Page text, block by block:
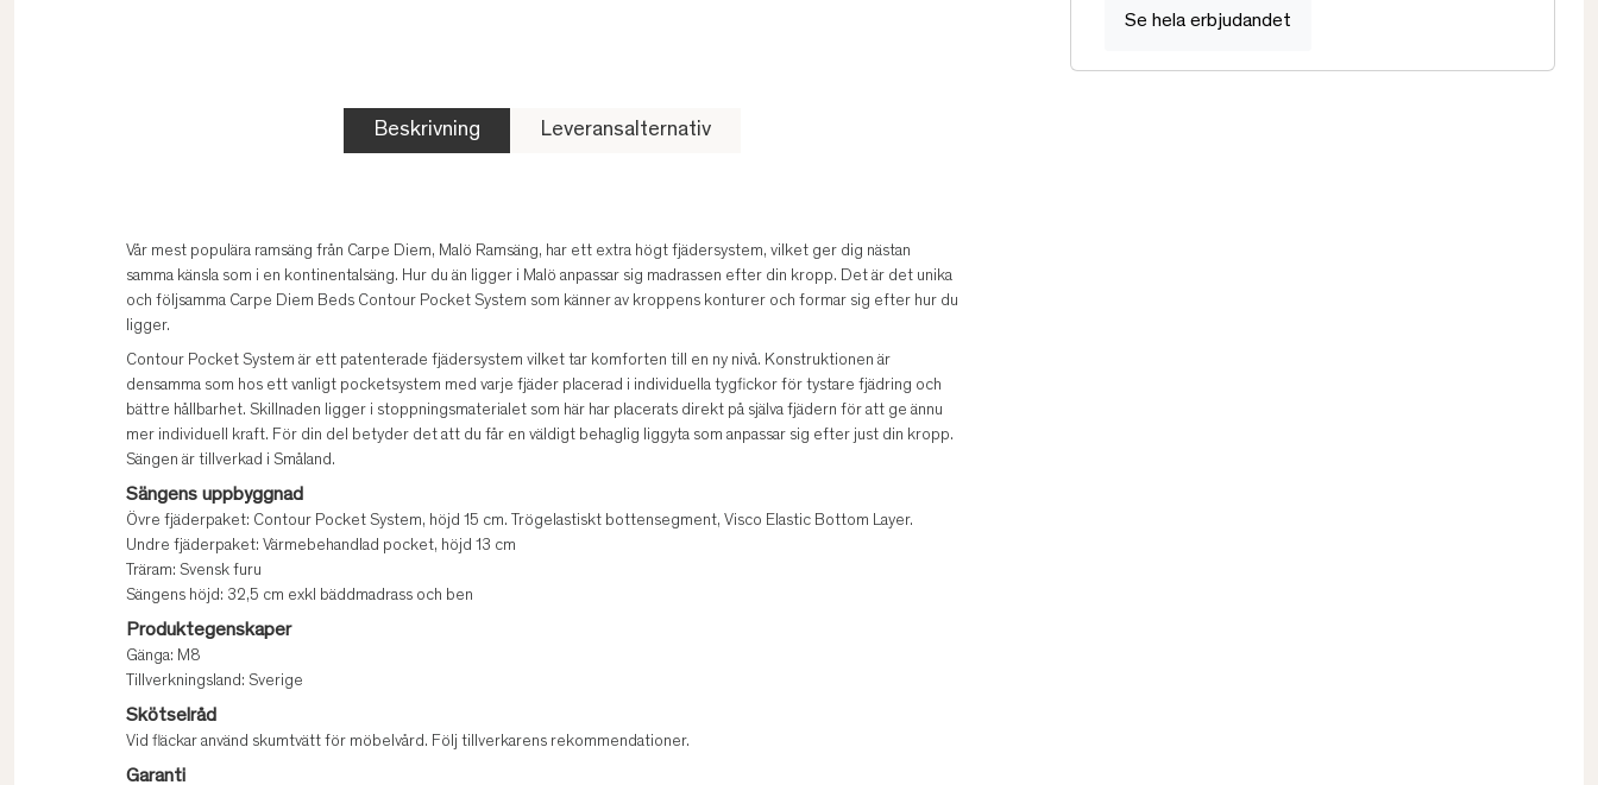
Se hela erbjudandet
Beskrivning Leveransalternativ
Vår mest populära ramsäng från Carpe Diem, Malö Ramsäng, har ett extra högt fjädersystem, vilket ger dig nästan
samma känsla som i en kontinentalsäng. Hur du än ligger i Malö anpassar sig madrassen efter din kropp. Det är det unika
och följsamma Carpe Diem Beds Contour Pocket System som känner av kroppens konturer och formar sig efter hur du
ligger.
Contour Pocket System är ett patenterade fjädersystem vilket tar komforten till en ny nivå. Konstruktionen är
densamma som hos ett vanligt pocketsystem med varje fjäder placerad i individuella tygfickor för tystare fjädring och
bättre hållbarhet. Skillnaden ligger i stoppningsmaterialet som här har placerats direkt på själva fjädern för att ge ännu
mer individuell kraft. För din del betyder det att du får en väldigt behaglig liggyta som anpassar sig efter just din kropp.
Sängen är tillverkad i Småland.
Sängens uppbyggnad
Övre fjäderpaket: Contour Pocket System, höjd 15 cm. Trögelastiskt bottensegment, Visco Elastic Bottom Layer.
Undre fjäderpaket: Värmebehandlad pocket, höjd 13 cm
Träram: Svensk furu
Sängens höjd: 32,5 cm exkl bäddmadrass och ben
Produktegenskaper
Gänga: M8
Tillverkningsland: Sverige
Skötselråd
Vid fläckar använd skumtvätt för möbelvård. Följ tillverkarens rekommendationer.
Garanti